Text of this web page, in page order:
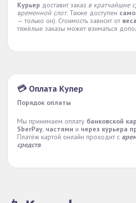
Курьер доставит заказ в кратчайшие
временной слот. Также доступен
— только он). Стоимость зависит от веса
тяжёлые заказы может взиматься
💳 Оплата Купер
Порядок оплаты
Мы принимаем оплату банковской
SberPay, частями и через курьера
Платёж картой онлайн проходит с
средств.